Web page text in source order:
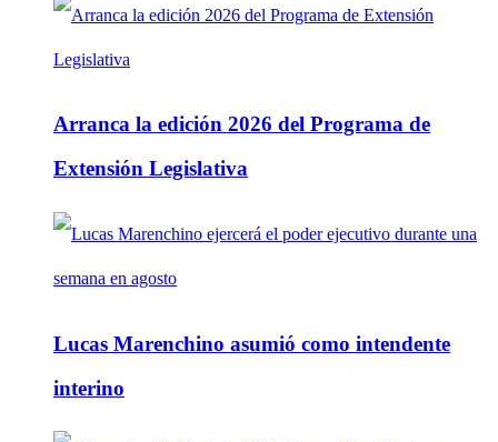
Arranca la edición 2026 del Programa de
Extensión Legislativa
Lucas Marenchino asumió como intendente
interino